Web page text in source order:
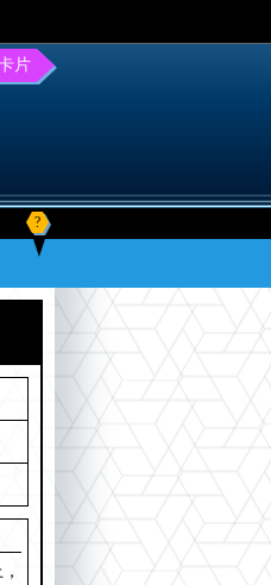
片
?